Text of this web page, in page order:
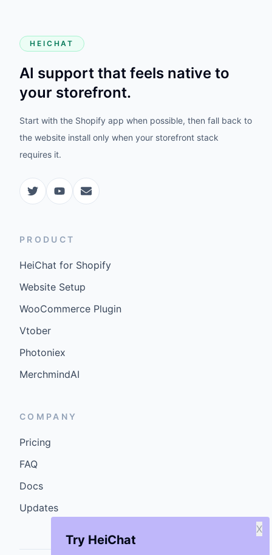
Try HeiChat
X
HEICHAT
AI support that feels native to
your storefront.
Start with the Shopify app when possible, then fall back to
the website install only when your storefront stack
requires it.
PRODUCT
HeiChat for Shopify
Website Setup
WooCommerce Plugin
Vtober
Photoniex
MerchmindAI
COMPANY
Pricing
FAQ
Docs
Updates